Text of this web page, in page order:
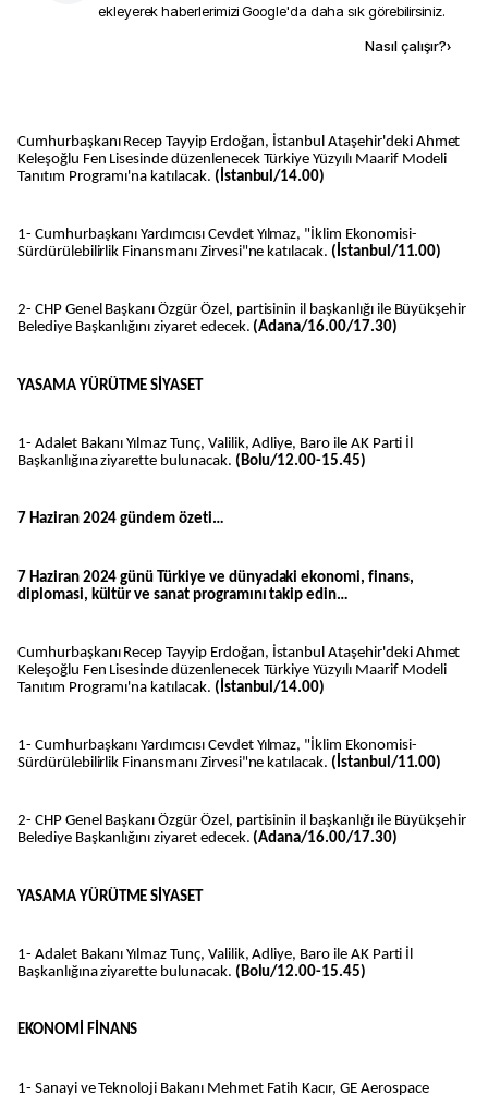
ekleyerek haberlerimizi Google'da daha sık görebilirsiniz.
Nasıl çalışır?›
Cumhurbaşkanı Recep Tayyip Erdoğan, İstanbul Ataşehir'deki Ahmet
Keleşoğlu Fen Lisesinde düzenlenecek Türkiye Yüzyılı Maarif Modeli
Tanıtım Programı'na katılacak. (İstanbul/14.00)
1- Cumhurbaşkanı Yardımcısı Cevdet Yılmaz, "İklim Ekonomisi-
Sürdürülebilirlik Finansmanı Zirvesi"ne katılacak. (İstanbul/11.00)
2- CHP Genel Başkanı Özgür Özel, partisinin il başkanlığı ile Büyükşehir
Belediye Başkanlığını ziyaret edecek. (Adana/16.00/17.30)
YASAMA YÜRÜTME SİYASET
1- Adalet Bakanı Yılmaz Tunç, Valilik, Adliye, Baro ile AK Parti İl
Başkanlığına ziyarette bulunacak. (Bolu/12.00-15.45)
7 Haziran 2024 gündem özeti…
7 Haziran 2024 günü Türkiye ve dünyadaki ekonomi, finans,
diplomasi, kültür ve sanat programını takip edin…
Cumhurbaşkanı Recep Tayyip Erdoğan, İstanbul Ataşehir'deki Ahmet
Keleşoğlu Fen Lisesinde düzenlenecek Türkiye Yüzyılı Maarif Modeli
Tanıtım Programı'na katılacak. (İstanbul/14.00)
1- Cumhurbaşkanı Yardımcısı Cevdet Yılmaz, "İklim Ekonomisi-
Sürdürülebilirlik Finansmanı Zirvesi"ne katılacak. (İstanbul/11.00)
2- CHP Genel Başkanı Özgür Özel, partisinin il başkanlığı ile Büyükşehir
Belediye Başkanlığını ziyaret edecek. (Adana/16.00/17.30)
YASAMA YÜRÜTME SİYASET
1- Adalet Bakanı Yılmaz Tunç, Valilik, Adliye, Baro ile AK Parti İl
Başkanlığına ziyarette bulunacak. (Bolu/12.00-15.45)
EKONOMİ FİNANS
1- Sanayi ve Teknoloji Bakanı Mehmet Fatih Kacır, GE Aerospace